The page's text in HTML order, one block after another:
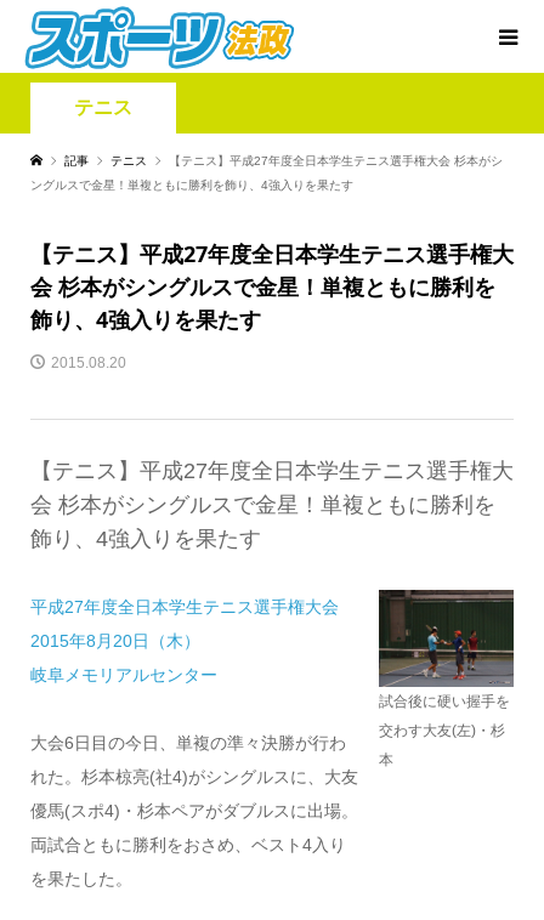
テニス
記事 テニス
【テニス】平成27年度全日本学生テニス選手権大会 杉本がシ
ングルスで金星！単複ともに勝利を飾り、4強入りを果たす
【テニス】平成27年度全日本学生テニス選手権大
会 杉本がシングルスで金星！単複ともに勝利を
飾り、4強入りを果たす
2015.08.20
【テニス】平成27年度全日本学生テニス選手権大
会 杉本がシングルスで金星！単複ともに勝利を
飾り、4強入りを果たす
平成27年度全日本学生テニス選手権大会
2015年8月20日（木）
岐阜メモリアルセンター
大会6日目の今日、単複の準々決勝が行わ
れた。杉本椋亮(社4)がシングルスに、大友
優馬(スポ4)・杉本ペアがダブルスに出場。
両試合ともに勝利をおさめ、ベスト4入り
を果たした。
試合後に硬い握手を
交わす大友(左)・杉
本